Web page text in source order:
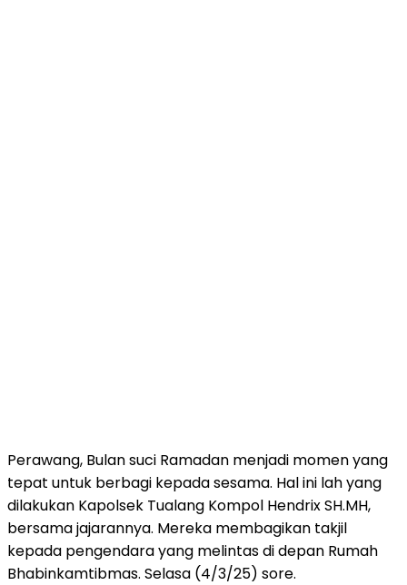
Perawang, Bulan suci Ramadan menjadi momen yang
tepat untuk berbagi kepada sesama. Hal ini lah yang
dilakukan Kapolsek Tualang Kompol Hendrix SH.MH,
bersama jajarannya. Mereka membagikan takjil
kepada pengendara yang melintas di depan Rumah
Bhabinkamtibmas. Selasa (4/3/25) sore.